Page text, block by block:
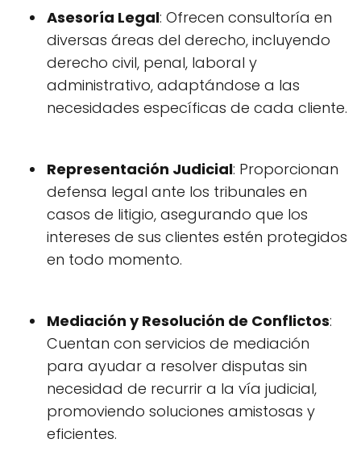
Asesoría Legal: Ofrecen consultoría en
diversas áreas del derecho, incluyendo
derecho civil, penal, laboral y
administrativo, adaptándose a las
necesidades específicas de cada cliente.
Representación Judicial: Proporcionan
defensa legal ante los tribunales en
casos de litigio, asegurando que los
intereses de sus clientes estén protegidos
en todo momento.
Mediación y Resolución de Conflictos:
Cuentan con servicios de mediación
para ayudar a resolver disputas sin
necesidad de recurrir a la vía judicial,
promoviendo soluciones amistosas y
eficientes.